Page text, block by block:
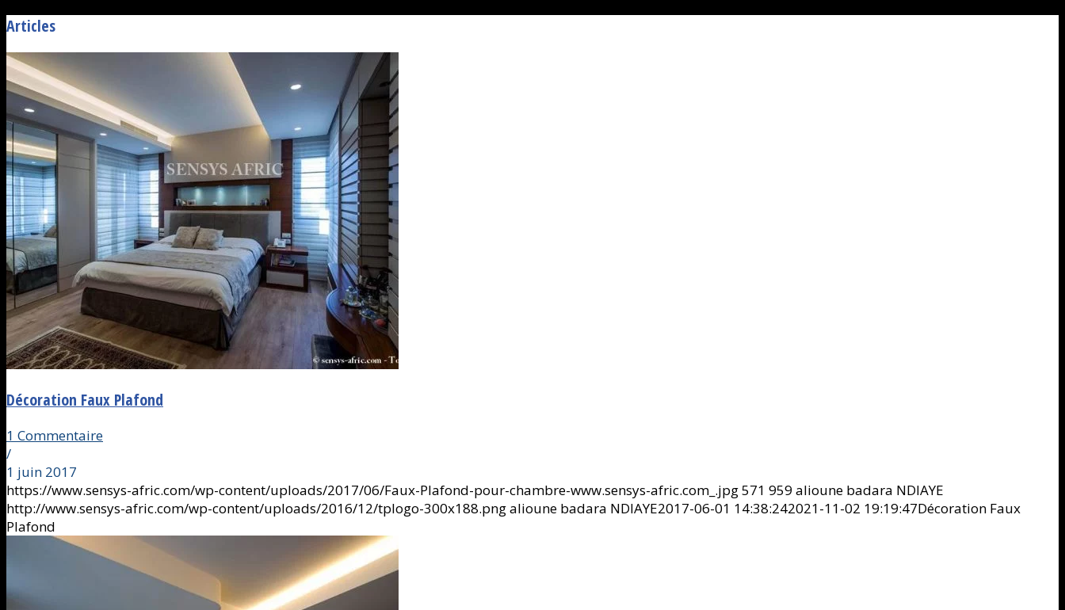
Articles
Décoration Faux Plafond
1 Commentaire
/
1 juin 2017
https://www.sensys-afric.com/wp-content/uploads/2017/06/Faux-Plafond-pour-chambre-www.sensys-afric.com_.jpg571 959 alioune badara NDIAYE
http://www.sensys-afric.com/wp-content/uploads/2016/12/tplogo-300x188.pngalioune badara NDIAYE2017-06-01 14:38:242021-11-02 19:19:47Décoration Faux
Plafond